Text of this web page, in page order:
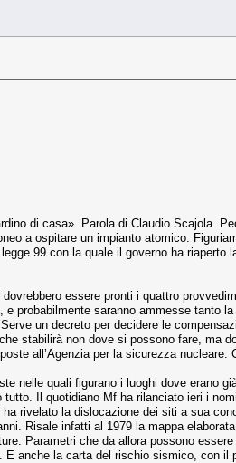
di casa». Parola di Claudio Scajola.
a ospitare un impianto atomico.
99 con la quale il governo ha
essere pronti i quattro
probabilmente saranno ammesse tan­to
un decreto per decidere le
stabilirà non dove si possono fare, ma
all’Agenzia per la sicurezza nucleare.
nelle quali figurano i luoghi dove erano
Il quotidiano Mf ha rilanciato ie­ri i
rivelato la dislocazione dei siti a sua
Risale infatti al 1979 la mappa
Parametri che da allora posso­no
anche la carta del rischio si­smico, con il